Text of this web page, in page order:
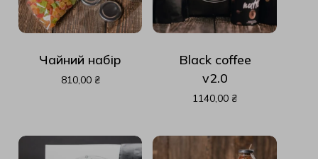
Чайний набір
810,00 ₴
Black coffee
v2.0
1140,00 ₴